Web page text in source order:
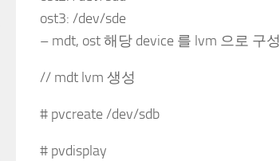
ost3: /dev/sde
– mdt, ost 해당 device 를 lvm 으로 구성
// mdt lvm 생성
# pvcreate /dev/sdb
# pvdisplay